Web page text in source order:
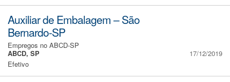
Auxiliar de Embalagem – São
Bernardo-SP
Empregos no ABCD-SP
ABCD, SP
Efetivo
17/12/2019